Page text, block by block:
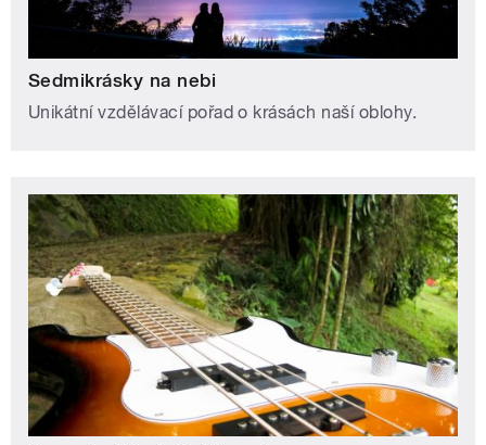
Sedmikrásky na nebi
Unikátní vzdělávací pořad o krásách naší oblohy.